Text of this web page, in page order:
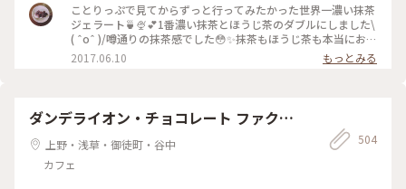
ことりっぷで見てからずっと行ってみたかった世界一濃い抹茶
ジェラート🍵🍨💕1番濃い抹茶とほうじ茶のダブルにしました\
( ˆoˆ )/噂通りの抹茶感でした😳✨抹茶もほうじ茶も本当にお茶
そのもののジェラートで美味しかったです😌💓土曜のお昼過ぎ
で、行列ができていました💦でも行く価値ありです♪ #壽々喜
2017.06.10 もっとみる
ダンデライオン・チョコレート ファクト
リー&カフェ蔵前
上野・浅草・御徒町・谷中
カフェ
504